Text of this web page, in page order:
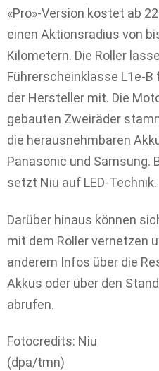
«Pro»-Version kostet ab
einen Aktionsradius von
Kilometern. Die Roller
Führerscheinklasse L1e-B
der Hersteller mit. Die
gebauten Zweiräder
die herausnehmbaren
Panasonic und Samsung.
setzt Niu auf LED-Technik.
Darüber hinaus können
mit dem Roller vernetzen
anderem Infos über die
Akkus oder über den
abrufen.
Fotocredits: Niu
(dpa/tmn)